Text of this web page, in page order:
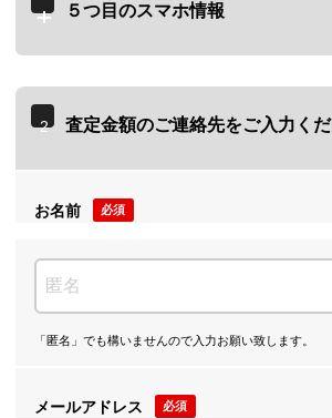
５つ目のスマホ情報
2 査定金額のご連絡先をご入力く
お名前 必須
「匿名」でも構いませんので入力お願い致します。
メールアドレス 必須